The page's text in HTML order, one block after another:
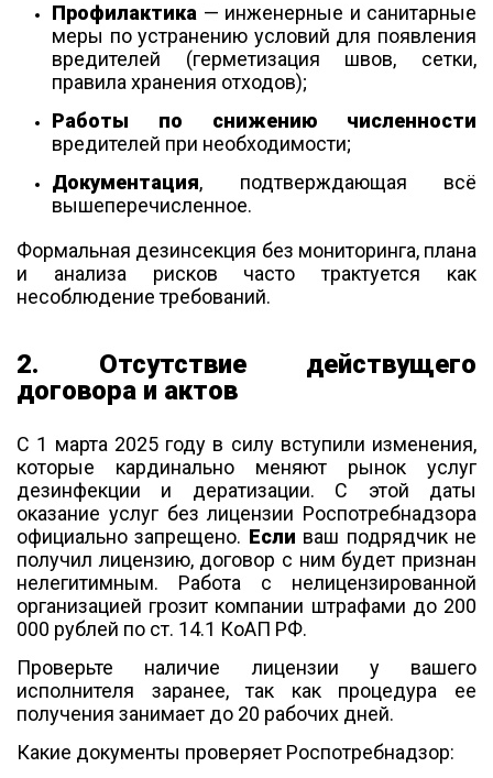
Профилактика — инженерные и санитарные
меры по устранению условий для появления
вредителей (герметизация швов, сетки,
правила хранения отходов);
Работы по снижению численности
вредителей при необходимости;
Документация, подтверждающая всё
вышеперечисленное.
Формальная дезинсекция без мониторинга, плана
и анализа рисков часто трактуется как
несоблюдение требований.
2. Отсутствие действущего
договора и актов
С 1 марта 2025 году в силу вступили изменения,
которые кардинально меняют рынок услуг
дезинфекции и дератизации. С этой даты
оказание услуг без лицензии Роспотребнадзора
официально запрещено. Если ваш подрядчик не
получил лицензию, договор с ним будет признан
нелегитимным. Работа с нелицензированной
организацией грозит компании штрафами до 200
000 рублей по ст. 14.1 КоАП РФ.
Проверьте наличие лицензии у вашего
исполнителя заранее, так как процедура ее
получения занимает до 20 рабочих дней.
Какие документы проверяет Роспотребнадзор: